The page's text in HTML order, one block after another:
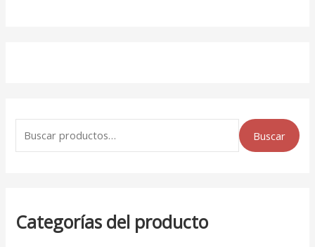
Buscar
Categorías del producto